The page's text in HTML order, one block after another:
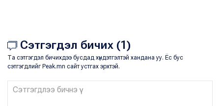
Сэтгэгдэл бичих (1)
Та сэтгэгдэл бичихдээ бусдад хүндэтгэлтэй хандана уу. Ёс бус
сэтгэгдлийг Peak.mn сайт устгах эрхтэй.